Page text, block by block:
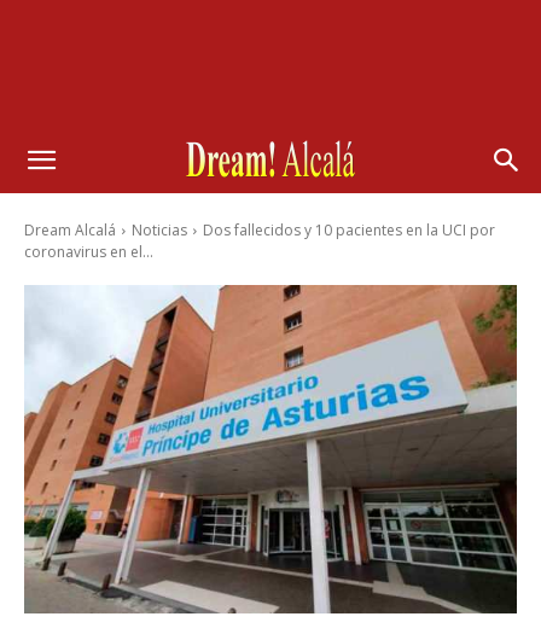
Dream Alcalá Noticias
Dos fallecidos y 10 pacientes en la UCI por
coronavirus en el...